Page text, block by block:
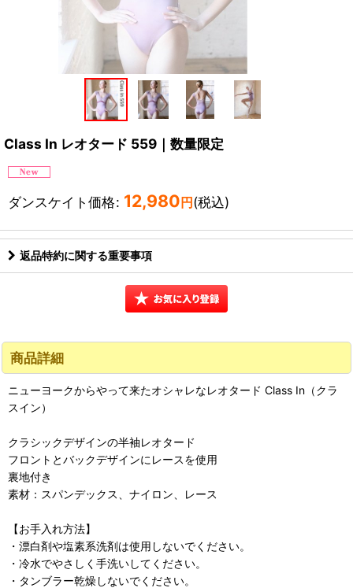
Class In レオタード 559｜数量限定
ダンスケイト価格: 12,980 円 (税込)
返品特約に関する重要事項
商品詳細
ニューヨークからやって来たオシャレなレオタード Class In（クラ
スイン）
クラシックデザインの半袖レオタード
フロントとバックデザインにレースを使用
裏地付き
素材：スパンデックス、ナイロン、レース
【お手入れ方法】
・漂白剤や塩素系洗剤は使用しないでください。
・冷水でやさしく手洗いしてください。
・タンブラー乾燥しないでください。